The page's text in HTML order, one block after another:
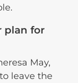
plan for
May,
leave the